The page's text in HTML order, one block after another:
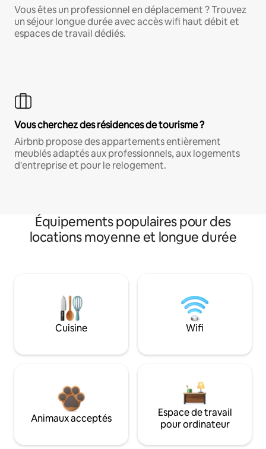
Vous êtes un professionnel en déplacement ? Trouvez
un séjour longue durée avec accès wifi haut débit et
espaces de travail dédiés.
Vous cherchez des résidences de tourisme ?
Airbnb propose des appartements entièrement
meublés adaptés aux professionnels, aux logements
d'entreprise et pour le relogement.
Équipements populaires pour des
locations moyenne et longue durée
Cuisine Wifi
Animaux acceptés
Espace de travail
pour ordinateur